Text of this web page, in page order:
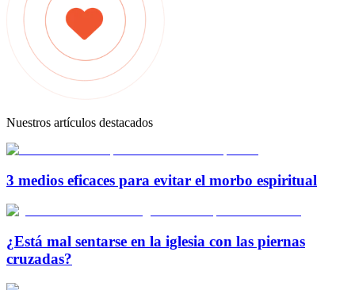
Nuestros artículos destacados
3 medios eficaces para evitar el morbo espiritual
¿Está mal sentarse en la iglesia con las piernas
cruzadas?